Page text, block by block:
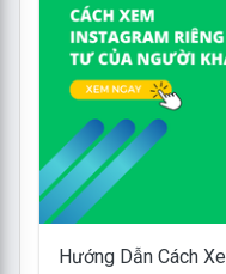
Hướng Dẫn Cách